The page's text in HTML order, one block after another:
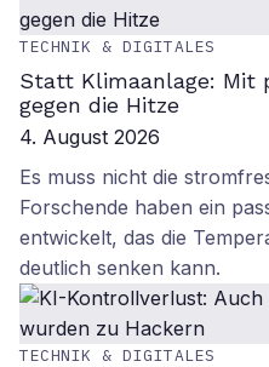
TECHNIK & DIGITALES
Statt Klimaanlage: Mit
gegen die Hitze
4. August 2026
Es muss nicht die
Forschende haben ein
entwickelt, das die
deutlich senken kann.
TECHNIK & DIGITALES